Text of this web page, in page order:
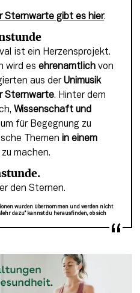
Sternwarte gibt es hier.
ist ein Herzensprojekt.
wird es ehrenamtlich von
aus der Unimusik
Sternwarte. Hinter dem
Wissenschaft und
für Begegnung zu
Themen in einem
machen.
den Sternen.
wurden übernommen und werden nicht
dazu“ kannst du herausfinden, ob sich